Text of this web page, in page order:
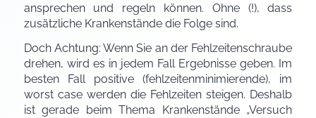
ansprechen und regeln können. Ohne (!), dass
zusätzliche Krankenstände die Folge sind.
Doch Achtung: Wenn Sie an der Fehlzeitenschraube
drehen, wird es in jedem Fall Ergebnisse geben. Im
besten Fall positive (fehlzeitenminimierende), im
worst case werden die Fehlzeiten steigen. Deshalb
ist gerade beim Thema Krankenstände „Versuch